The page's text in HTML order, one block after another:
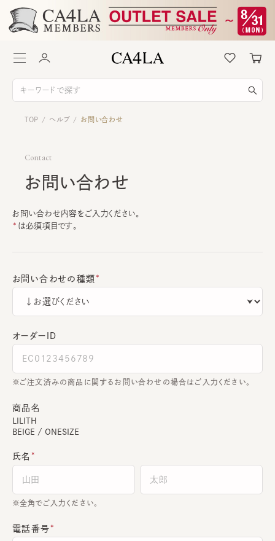
TOP / ヘルプ / お問い合わせ
Contact
お問い合わせ
お問い合わせ内容をご入力ください。
は必須項目です。
お問い合わせの種類
オーダーＩＤ
ご注文済みの商品に関するお問い合わせの場合はご入力ください。
商品名
LILITH
BEIGE / ONESIZE
氏名
全角でご入力ください。
電話番号